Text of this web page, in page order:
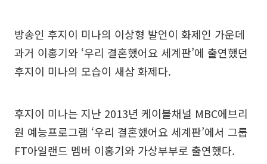
방송인 후지이 미나의 이상형 발언이 화제인 가운데
과거 이홍기와 ‘우리 결혼했어요 세계판’에 출연했던
후지이 미나의 모습이 새삼 화제다.
후지이 미나는 지난 2013년 케이블채널 MBC에브리
원 예능프로그램 ‘우리 결혼했어요 세계판’에서 그룹
FT아일랜드 멤버 이홍기와 가상부부로 출연했다.